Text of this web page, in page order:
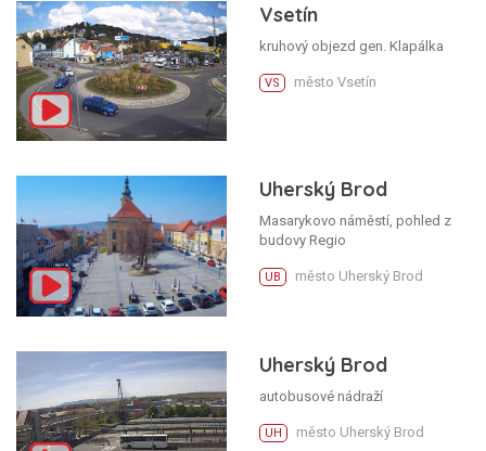
Vsetín
kruhový objezd gen. Klapálka
VS město Vsetín
Uherský Brod
Masarykovo náměstí, pohled z
budovy Regio
UB město Uherský Brod
Uherský Brod
autobusové nádraží
UH město Uherský Brod